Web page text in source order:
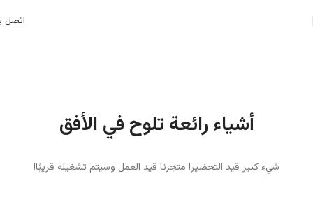
اتصل
أشياء رائعة تلوح في الأفق
شيء كبير قيد التحضير! متجرنا قيد العمل وسيتم تشغيله قريبًا!